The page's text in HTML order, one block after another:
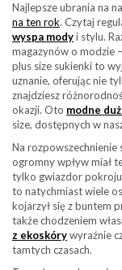
Najlepsze ubrania na
na ten rok. Czytaj
wyspa modyi stylu.
magazynów o modzie
plus size sukienki to
uznanie, oferując nie
znajdziesz
okazji. Oto modne
size, dostępnych w
Na rozpowszechnienie
ogromny wpływ miał
tylko gwiazdor pokroju
to natychmiast wiele
kojarzył się z buntem
także chodzeniem
z ekoskórywyraźnie
tamtych czasach.